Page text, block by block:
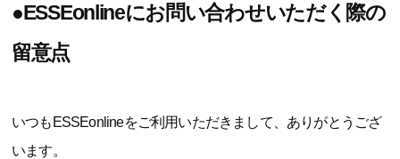
●ESSEonlineにお問い合わせいただく際の
留意点
いつもESSEonlineをご利用いただきまして、ありがとうござ
います。